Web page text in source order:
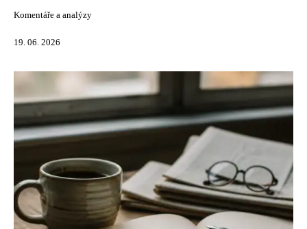
Komentáře a analýzy
19. 06. 2026